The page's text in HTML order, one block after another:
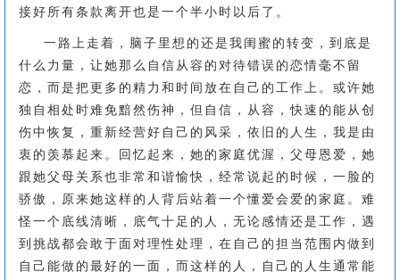
接好所有条款离开也是一个半小时以后了。
一路上走着，脑子里想的还是我闺蜜的转变，到底是
什么力量，让她那么自信从容的对待错误的恋情毫不留
恋，而是把更多的精力和时间放在自己的工作上。或许她
独自相处时难免黯然伤神，但自信，从容，快速的能从创
伤中恢复，重新经营好自己的风采，依旧的人生，我是由
衷的羡慕起来。回忆起来，她的家庭优渥，父母恩爱，她
跟她父母关系也非常和谐愉快，经常说起的时候，一脸的
骄傲，原来她这样的人背后站着一个懂爱会爱的家庭。难
怪一个底线清晰，底气十足的人，无论感情还是工作，遇
到挑战都会敢于面对理性处理，在自己的担当范围内做到
自己能做的最好的一面，而这样的人，自己的人生通常能